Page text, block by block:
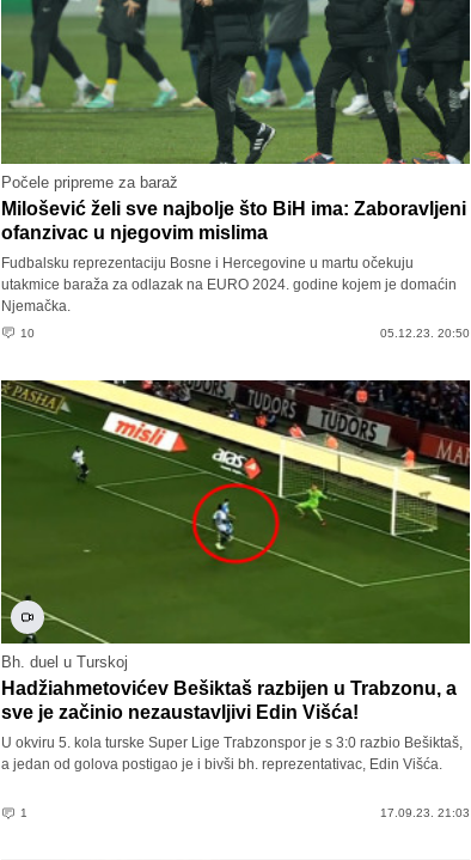
Počele pripreme za baraž
Milošević želi sve najbolje što BiH ima: Zaboravljeni
ofanzivac u njegovim mislima
Fudbalsku reprezentaciju Bosne i Hercegovine u martu očekuju
utakmice baraža za odlazak na EURO 2024. godine kojem je domaćin
Njemačka.
10 05.12.23. 20:50
Bh. duel u Turskoj
Hadžiahmetovićev Bešiktaš razbijen u Trabzonu, a
sve je začinio nezaustavljivi Edin Višća!
U okviru 5. kola turske Super Lige Trabzonspor je s 3:0 razbio Bešiktaš,
a jedan od golova postigao je i bivši bh. reprezentativac, Edin Višća.
1 17.09.23. 21:03